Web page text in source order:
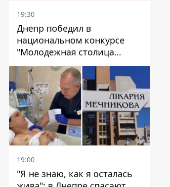
19:30
Днепр победил в
национальном конкурсе
"Молодежная столица
Украины – 2026"
19:00
"Я не знаю, как я осталась